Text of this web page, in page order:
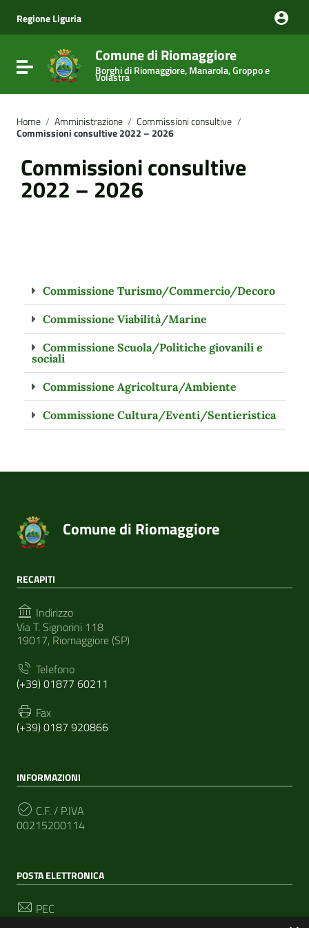
Vai al menu di navigazione
Vai al footer
Regione Liguria
Attiva / disattiva la navigazione
Comune di Riomaggiore
Borghi di Riomaggiore, Manarola, Groppo e
Volastra
Home / Amministrazione / Commissioni consultive /
Commissioni consultive 2022 – 2026
Commissioni consultive
2022 – 2026
Commissione Turismo/Commercio/Decoro
Commissione Viabilità/Marine
Commissione Scuola/Politiche giovanili e
sociali
Commissione Agricoltura/Ambiente
Commissione Cultura/Eventi/Sentieristica
Comune di Riomaggiore
RECAPITI
Indirizzo
Via T. Signorini 118
19017, Riomaggiore (SP)
Telefono
(+39) 01877 60211
Fax
(+39) 0187 920866
INFORMAZIONI
C.F. / P.IVA
00215200114
POSTA ELETTRONICA
PEC